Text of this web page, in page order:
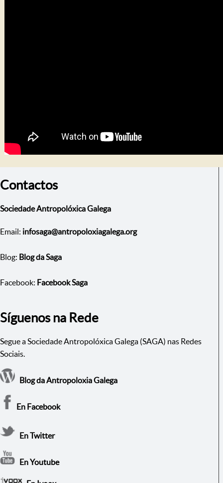
Contactos
Sociedade Antropolóxica Galega
Email: infosaga@antropoloxiagalega.org
Blog: Blog da Saga
Facebook: Facebook Saga
Síguenos na Rede
Segue a Sociedade Antropolóxica Galega (SAGA) nas Redes
Sociais.
Blog da Antropoloxia Galega
En Facebook
En Twitter
En Youtube